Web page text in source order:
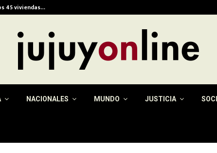
45 viviendas…
NACIONALES MUNDO JUSTICIA